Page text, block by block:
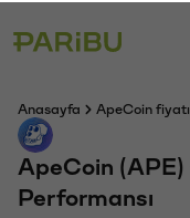
Anasayfa ApeCoin fiyatı
ApeCoin
Performansı